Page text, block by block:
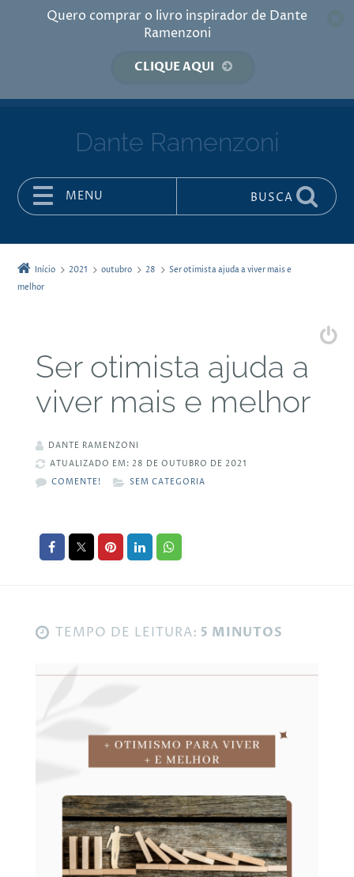
Quero comprar o livro inspirador de Dante
Ramenzoni
CLIQUE AQUI
Dante Ramenzoni
MENU BUSCA
Início 2021 outubro 28
Ser otimista ajuda a viver mais e
melhor
Ser otimista ajuda a
viver mais e melhor
DANTE RAMENZONI
ATUALIZADO EM: 28 DE OUTUBRO DE 2021
COMENTE!
SEM CATEGORIA
TEMPO DE LEITURA: 5 MINUTOS